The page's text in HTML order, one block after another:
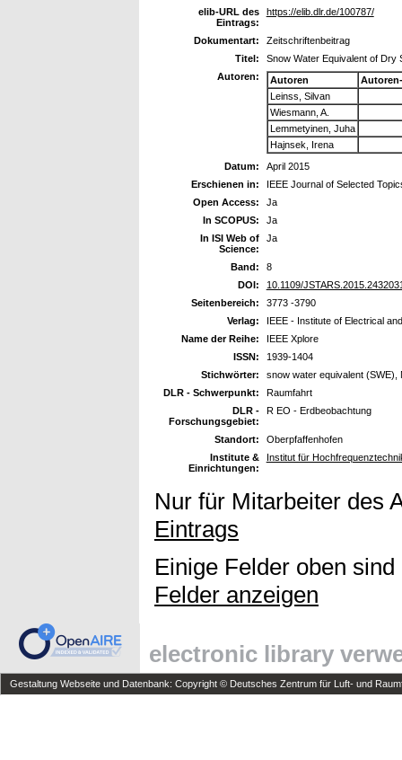
elib-URL des
Eintrags:
https://elib.dlr.de/100787/
Dokumentart:
Zeitschriftenbeitrag
Titel:
Snow Water Equivalent of Dry
Autoren:
Autoren
Leinss, Silvan
Wiesmann, A.
Lemmetyinen, Juha
Hajnsek, Irena
Datum:
April 2015
Erschienen in:
IEEE Journal of Selected
Open Access:
Ja
In SCOPUS:
Ja
In ISI Web of
Science:
Ja
Band:
8
DOI:
10.1109/
Seitenbereich:
3773 -3790
Verlag:
IEEE - Institute of Electrical
Name der Reihe:
IEEE Xplore
ISSN:
1939-1404
Stichwörter:
snow water equivalent
DLR - Schwerpunkt:
Raumfahrt
DLR -
Forschungsgebiet:
R EO - Erdbeobachtung
Standort:
Oberpfaffenhofen
Institute &
Einrichtungen:
Institut für
Nur für Mitarbeiter des
Eintrags
Einige Felder oben
Felder anzeigen
electronic library
Gestaltung Webseite und Datenbank: Copyright © Deutsches Zentrum für Luft- und